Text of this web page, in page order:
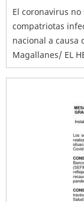
El coronavirus
compatriotas
nacional a causa
Magallanes/ EL